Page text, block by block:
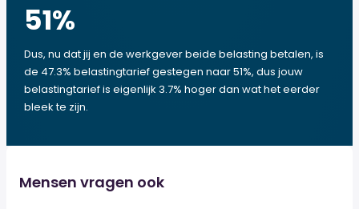
51%
Dus, nu dat jij en de werkgever beide belasting betalen, is
de 47.3% belastingtarief gestegen naar 51%, dus jouw
belastingtarief is eigenlijk 3.7% hoger dan wat het eerder
bleek te zijn.
Mensen vragen ook